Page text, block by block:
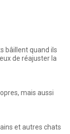
bâillent quand ils
de réajuster la
mais aussi
et autres chats